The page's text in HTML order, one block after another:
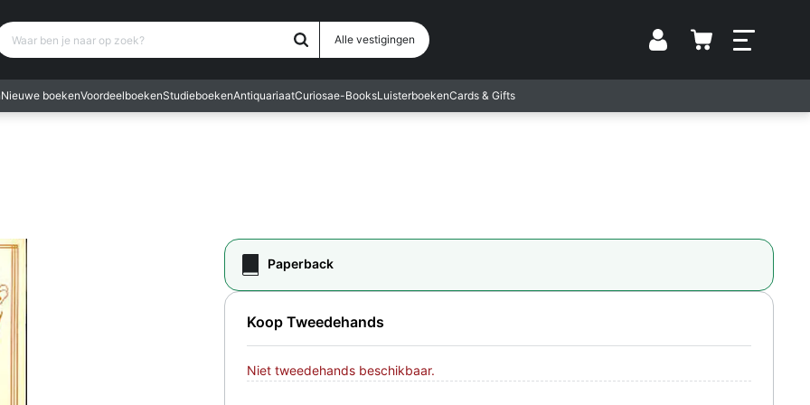
Alle vestigingen Vestiging
ben je naar op zoek?
Nieuwe boekenVoordeelboekenStudieboekenAntiquariaatCuriosae-BooksLuisterboekenCards & Gifts
Paperback
Koop Tweedehands
Niet tweedehands beschikbaar.